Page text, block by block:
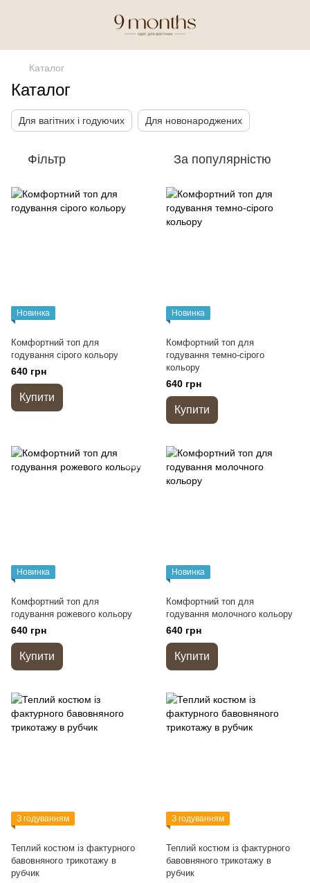
Каталог
Каталог
Для вагітних і годуючих Для новонароджених
Фільтр За популярністю
Новинка
Комфортний топ для
годування сірого кольору
640 грн
Купити
Новинка
Комфортний топ для
годування темно-сірого
кольору
640 грн
Купити
Новинка
Комфортний топ для
годування рожевого кольору
640 грн
Купити
Новинка
Комфортний топ для
годування молочного кольору
640 грн
Купити
З годуванням
Теплий костюм із фактурного
бавовняного трикотажу в
рубчик
З годуванням
Теплий костюм із фактурного
бавовняного трикотажу в
рубчик